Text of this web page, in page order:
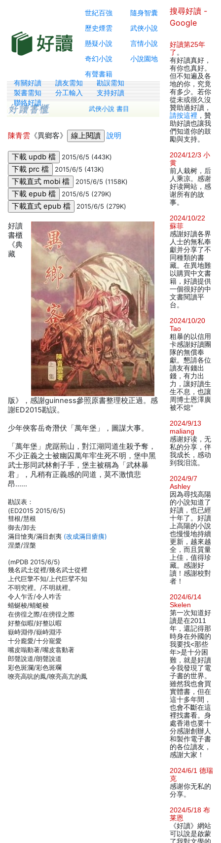
世紀百強
隨身智囊
歷史煙雲
武俠小說
懸疑小說
言情小說
奇幻小說
小說園地
有聲書籍
有關好讀 讀友需知
勘誤需知
製書需知
分工輸入
支持好讀
聯絡好讀
武俠小說 書目
陳青雲 《異鄉客》 說明
2015/6/5 (443K)
2015/6/5 (413K)
2015/6/5 (1158K)
2015/6/5 (279K)
2015/6/5 (279K)
好讀
書櫃
《典
藏
版》，感謝guinness參照原書整理校正過。感
謝ED2015勘誤。
少年俠客岳奇潛伏「萬年堡」，圖謀大事。
「萬年堡」虎踞荊山，對江湖同道生殺予奪，
不少正義之士被幽囚萬年牢生死不明，堡中黑
武士形同武林劊子手，堡主被稱為「武林暴
君」，凡稍有正義感的同道，莫不激憤悲
昂……
勘誤表：
(ED2015 2015/6/5)
彗根/慧根
御去/卸去
滿目愴夷/滿目創夷 (改成滿目瘡痍)
涅槳/涅槃
(mPDB 2015/6/5)
幾名武土從裡/幾名武士從裡
上代巨擎不知/上代巨擘不知
不明究裡。/不明就裡。
令人乍舌/令人咋舌
蜻蜒梭/蜻蜓梭
在傍徨之際/在徬徨之際
好整似暇/好整以暇
嶽峙淵停/嶽峙淵渟
十分龐愛/十分寵愛
嘴皮嗡動著/嘴皮翕動著
郎聲說道/朗聲說道
彩色斑瀾/彩色斑斕
嘹亮高吭的鳳/嘹亮高亢的鳳
搜尋好讀 -
Google
好讀第25年
了 。
有好讀真好，
有你也真好。
但不知遍及各
地的你，究竟
有多少。若你
從未或很久沒
贊助過好讀，
請按這裡 ，贊
助好讀也讓我
們知道你的鼓
勵與支持。
2024/12/3 小
黄
前人栽树，后
人乘凉。感谢
好读网站，感
谢所有的故
事。
2024/10/22
蘇菲
感謝好讀各界
人士的無私奉
獻并分享了不
同種類的書
藏。在異地難
以購買中文書
籍，好讀提供
一個很好的中
文書閱讀平
台。
2024/10/20
Tao
粗暴的以信用
卡感謝好讀團
隊的無償奉
獻。懇請各位
讀友有錢出
錢，有力出
力，讓好讀生
生不息，也讓
周博士恩澤廣
被不熄°
2024/9/13
maliang
感谢好读，无
私的分享，伴
我成长，感动
到我泪流。
2024/9/7
Ashley
因為尋找高陽
的小說知道了
好讀，也已經
十年了。好讀
上高陽的小說
也慢慢地持續
更新，越來越
全，而且質量
上佳，值得珍
藏。感謝好
讀！感謝校對
者！
2024/6/14
Skelen
第一次知道好
讀是在2011
年，還記得那
時身在外國的
我要找<那些
年>是十分困
難，就是好讀
令我發現了電
子書的世界。
雖然我也會買
實體書，但在
這十多年間，
也會不斷在這
裡找書看。身
處香港也要十
分感謝創辦人
和製作電子書
的各位讀友，
感謝大家！
2024/6/1 德瑞
克
感谢你无私的
分享。
2024/5/18 布
莱恩
《好讀》網站
可以說是啟蒙